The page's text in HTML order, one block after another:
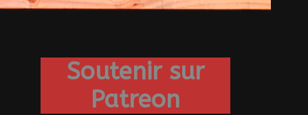
Soutenir sur
Patreon